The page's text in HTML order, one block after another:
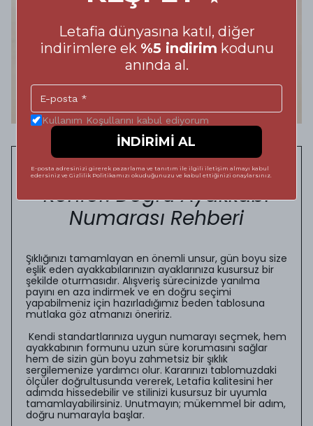
Adımlarınızda Kusursuz
Konfor: Doğru Ayakkabı
Numarası Rehberi
Şıklığınızı tamamlayan en önemli unsur, gün boyu size
eşlik eden ayakkabılarınızın ayaklarınıza kusursuz bir
şekilde oturmasıdır. Alışveriş sürecinizde yanılma
payını en aza indirmek ve en doğru seçimi
yapabilmeniz için hazırladığımız beden tablosuna
mutlaka göz atmanızı öneririz.
Kendi standartlarınıza uygun numarayı seçmek, hem
ayakkabının formunu uzun süre korumasını sağlar
hem de sizin gün boyu zahmetsiz bir şıklık
sergilemenize yardımcı olur. Kararınızı tablomuzdaki
ölçüler doğrultusunda vererek, Letafia kalitesini her
adımda hissedebilir ve stilinizi kusursuz bir uyumla
tamamlayabilirsiniz. Unutmayın; mükemmel bir adım,
doğru numarayla başlar.
Letafia dünyasına katıl, diğer
indirimlere ek %5 indirim kodunu
anında al.
Kullanım Koşullarını kabul ediyorum
İNDİRİMİ AL
E-posta adresinizi girerek pazarlama ve tanıtım ile ilgili iletişim almayı kabul
edersiniz ve Gizlilik Politikamızı okuduğunuzu ve kabul ettiğinizi onaylarsınız.